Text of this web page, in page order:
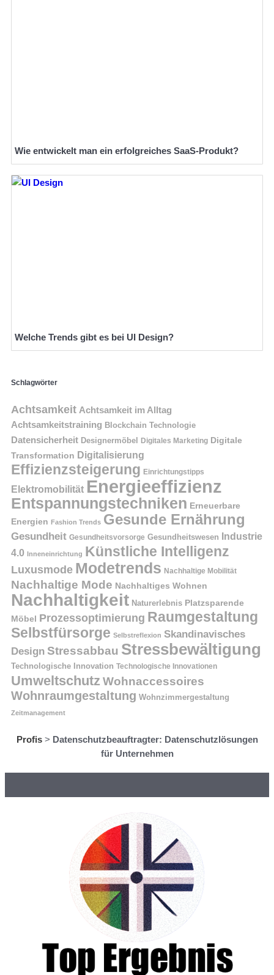
Wie entwickelt man ein erfolgreiches SaaS-Produkt?
Welche Trends gibt es bei UI Design?
Schlagwörter
Achtsamkeit Achtsamkeit im Alltag
Achtsamkeitstraining Blockchain Technologie
Datensicherheit Designermöbel Digitales Marketing Digitale
Transformation Digitalisierung
Effizienzsteigerung Einrichtungstipps
Elektromobilität Energieeffizienz
Entspannungstechniken Erneuerbare
Energien Fashion Trends Gesunde Ernährung
Gesundheit Gesundheitsvorsorge Gesundheitswesen Industrie
4.0 Inneneinrichtung Künstliche Intelligenz
Luxusmode Modetrends Nachhaltige Mobilität
Nachhaltige Mode Nachhaltiges Wohnen
Nachhaltigkeit Naturerlebnis Platzsparende
Möbel Prozessoptimierung Raumgestaltung
Selbstfürsorge Selbstreflexion Skandinavisches
Design Stressabbau Stressbewältigung
Technologische Innovation Technologische Innovationen
Umweltschutz Wohnaccessoires
Wohnraumgestaltung Wohnzimmergestaltung
Zeitmanagement
Profis> Datenschutzbeauftragter: Datenschutzlösungen
für Unternehmen